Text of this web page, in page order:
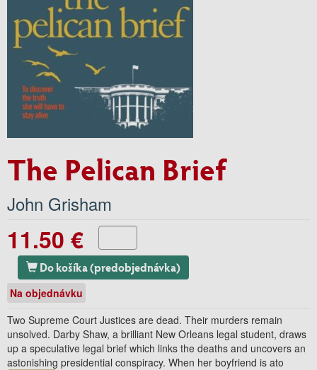
The Pelican Brief
John Grisham
11.50 €
Do košíka (predobjednávka)
Na objednávku
Two Supreme Court Justices are dead. Their murders remain
unsolved. Darby Shaw, a brilliant New Orleans legal student, draws
up a speculative legal brief which links the deaths and uncovers an
astonishing presidential conspiracy. When her boyfriend is ato